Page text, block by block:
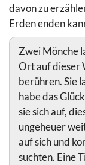
davon zu
Erden enden
Zwei Mönche
Ort auf dieser
berühren. Sie
habe das
sie sich auf,
ungeheuer
auf sich und
suchten. Eine